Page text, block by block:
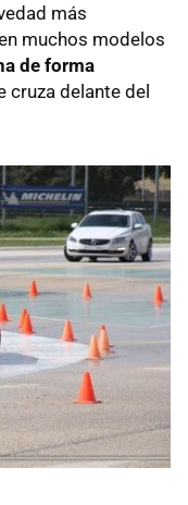
más
muchos modelos
de forma
cruza delante del